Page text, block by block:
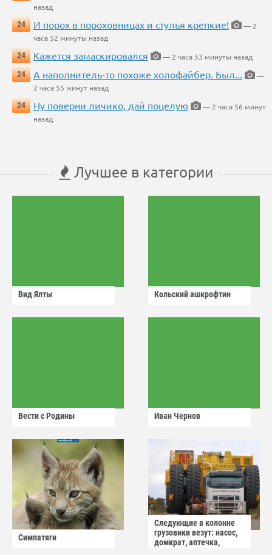
назад
24
И порох в пороховницах и стулья крепкие!
— 2
часа 52 минуты назад
24
Кажется замаскировался
— 2 часа 53 минуты назад
24
А наполнитель-то похоже холофайбер. Был...
—
2 часа 55 минут назад
24
Ну поверни личико, дай поцелую
— 2 часа 56 минут
назад
Лучшее в категории
Вид Ялты Кольский ашкрофтин
Вести с Родины Иван Чернов
Симпатяги
Следующие в колонне
грузовики везут: насос,
домкрат, аптечка,